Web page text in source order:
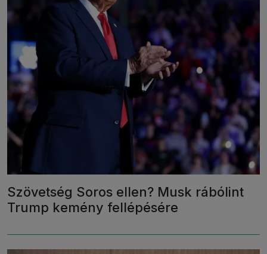
Szövetség Soros ellen? Musk rábólint
Trump kemény fellépésére